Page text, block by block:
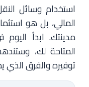
استخدام وسائل
المالي، بل هو
مدينتك. ابدأ
المتاحة لك،
توفيره والفرق الذي